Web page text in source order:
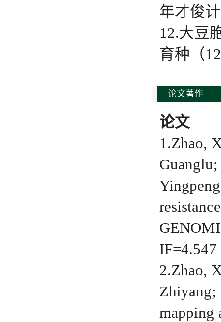
年才俊
12.大豆
育种（
论文著作
论文
1.Zhao,
IF=4.547
2.Zhao,
Zhiyang;
mapping